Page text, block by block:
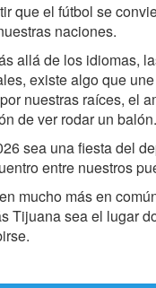
que el fútbol se
naciones.
allá de los idiomas,
existe algo que
nuestras raíces, el
de ver rodar un balón.
sea una fiesta del
entre nuestros
mucho más en
Tijuana sea el lugar